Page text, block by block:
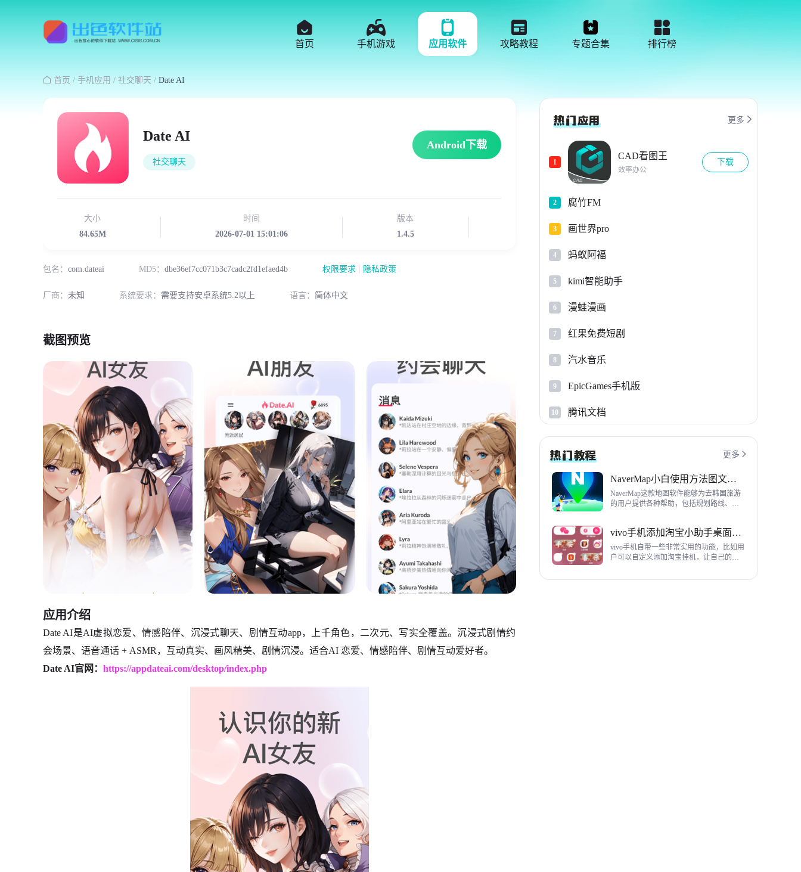
首页 手机游戏 应用软件 攻略教程 专题合集 排行榜
 首页 / 手机应用 / 社交聊天 / Date AI
Date AI
社交聊天
Android下载
大小
84.65M
时间
2026-07-01 15:01:06
版本
1.4.5
包名： com.dateai MD5： dbe36ef7cc071b3c7cadc2fd1efaed4b 权限要求 隐私政策
厂商： 未知 系统要求： 需要支持安卓系统5.2以上 语言： 简体中文
截图预览
应用介绍
Date AI是AI虚拟恋爱、情感陪伴、沉浸式聊天、剧情互动app，上千角色，二次元、写实全覆盖。沉浸式剧情约
会场景、语音通话 + ASMR，互动真实、画风精美、剧情沉浸。适合AI 恋爱、情感陪伴、剧情互动爱好者。
Date AI官网： https://appdateai.com/desktop/index.php
更多 
1
CAD看图王
效率办公
下载
2 腐竹FM
3 画世界pro
4 蚂蚁阿福
5 kimi智能助手
6 漫蛙漫画
7 红果免费短剧
8 汽水音乐
9 EpicGames手机版
10 腾讯文档
更多 
NaverMap小白使用方法图文教程
NaverMap这款地图软件能够为去韩国旅游
的用户提供各种帮助，包括规划路线、导
教程，希望对各位有帮助。
vivo手机添加淘宝小助手桌面挂件方法
vivo手机自带一些非常实用的功能，比如用
户可以自定义添加淘宝挂机，让自己的购
相当方便，下面为大家带来添加淘宝小助